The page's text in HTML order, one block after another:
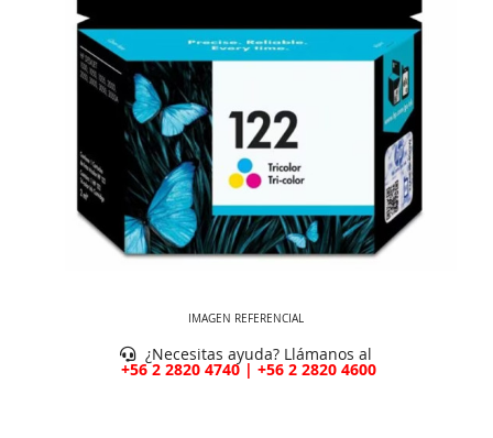
IMAGEN REFERENCIAL
¿Necesitas ayuda? Llámanos al
+56 2 2820 4740 | +56 2 2820 4600